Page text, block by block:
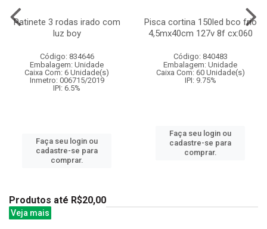
Patinete 3 rodas irado com
luz boy
Código: 834646
Embalagem: Unidade
Caixa Com: 6 Unidade(s)
Inmetro: 006715/2019
IPI: 6.5%
Faça seu login ou
cadastre-se para
comprar.
Pisca cortina 150led bco frio
4,5mx40cm 127v 8f cx:060
Código: 840483
Embalagem: Unidade
Caixa Com: 60 Unidade(s)
IPI: 9.75%
Faça seu login ou
cadastre-se para
comprar.
Produtos até R$20,00
Veja mais